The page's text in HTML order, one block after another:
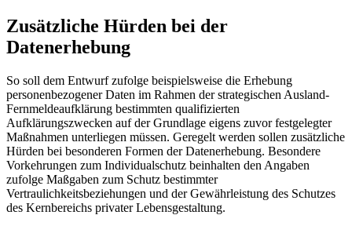
Zusätzliche Hürden bei der
Datenerhebung
So soll dem Entwurf zufolge beispielsweise die Erhebung
personenbezogener Daten im Rahmen der strategischen Ausland-
Fernmeldeaufklärung bestimmten qualifizierten
Aufklärungszwecken auf der Grundlage eigens zuvor festgelegter
Maßnahmen unterliegen müssen. Geregelt werden sollen zusätzliche
Hürden bei besonderen Formen der Datenerhebung. Besondere
Vorkehrungen zum Individualschutz beinhalten den Angaben
zufolge Maßgaben zum Schutz bestimmter
Vertraulichkeitsbeziehungen und der Gewährleistung des Schutzes
des Kernbereichs privater Lebensgestaltung.